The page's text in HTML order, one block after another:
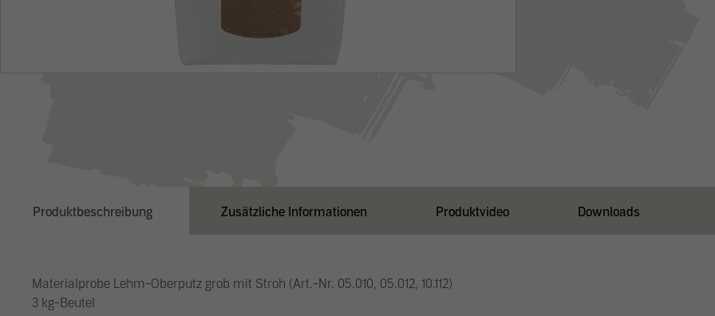
Produktbeschreibung Zusätzliche Informationen Produktvideo Downloads
Materialprobe Lehm-Oberputz grob mit Stroh (Art.-Nr. 05.010, 05.012, 10.112)
3 kg-Beutel